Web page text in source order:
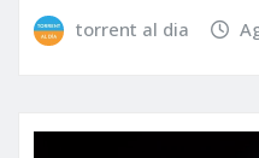
torrent al dia